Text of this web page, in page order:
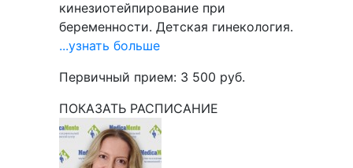
кинезиотейпирование при
беременности. Детская гинекология.
...узнать больше
Первичный прием: 3 500 руб.
ПОКАЗАТЬ РАСПИСАНИЕ